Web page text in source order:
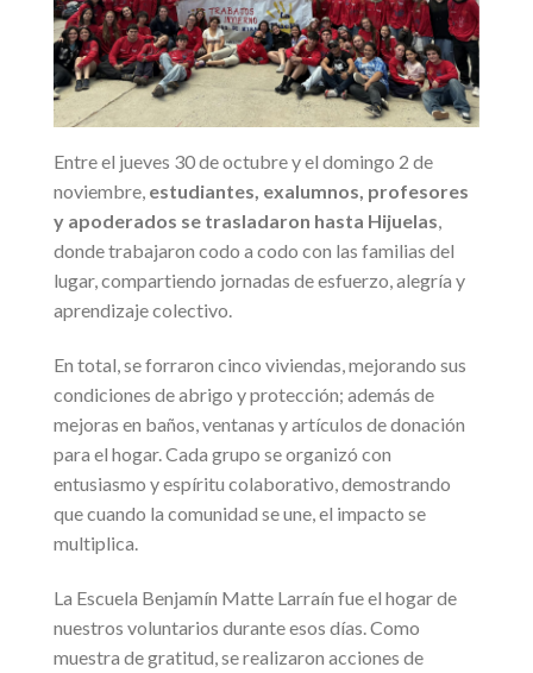
Entre el jueves 30 de octubre y el domingo 2 de
noviembre, estudiantes, exalumnos, profesores
y apoderados se trasladaron hasta Hijuelas,
donde trabajaron codo a codo con las familias del
lugar, compartiendo jornadas de esfuerzo, alegría y
aprendizaje colectivo.
En total, se forraron cinco viviendas, mejorando sus
condiciones de abrigo y protección; además de
mejoras en baños, ventanas y artículos de donación
para el hogar. Cada grupo se organizó con
entusiasmo y espíritu colaborativo, demostrando
que cuando la comunidad se une, el impacto se
multiplica.
La Escuela Benjamín Matte Larraín fue el hogar de
nuestros voluntarios durante esos días. Como
muestra de gratitud, se realizaron acciones de